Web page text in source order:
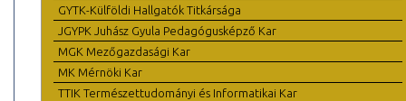
GYTK-Külföldi Hallgatók Titkársága
JGYPK Juhász Gyula Pedagógusképző Kar
MGK Mezőgazdasági Kar
MK Mérnöki Kar
TTIK Természettudományi és Informatikai Kar